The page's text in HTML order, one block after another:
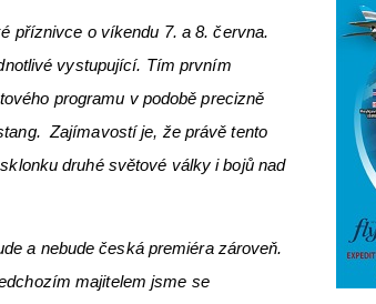
příznivce o víkendu 7. a 8. června.
vystupující. Tím prvním
programu v podobě precizně
Zajímavostí je, že právě tento
druhé světové války i bojů nad
a nebude česká premiéra zároveň.
majitelem jsme se